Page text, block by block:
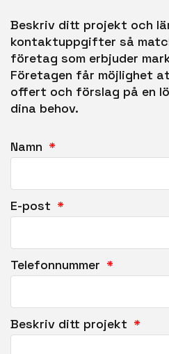
Beskriv ditt projekt och
kontaktuppgifter så
företag som erbjuder
Företagen får möjlighet
offert och förslag på en
dina behov.
Namn
E-post
Telefonnummer
Beskriv ditt projekt